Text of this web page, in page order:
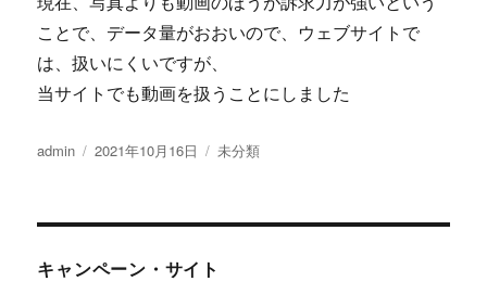
ことで、データ量がおおいので、ウェブサイトで
は、扱いにくいですが、
当サイトでも動画を扱うことにしました
投
admin
投
2021年10月16日
カ
リ
未分類
キャンペーン・サイト